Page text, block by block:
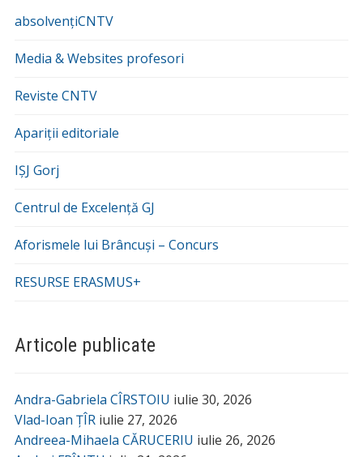
absolvențiCNTV
Media & Websites profesori
Reviste CNTV
Apariții editoriale
IȘJ Gorj
Centrul de Excelență GJ
Aforismele lui Brâncuși – Concurs
RESURSE ERASMUS+
Articole publicate
Andra-Gabriela CÎRSTOIU iulie 30, 2026
Vlad-Ioan ȚÎR iulie 27, 2026
Andreea-Mihaela CĂRUCERIU iulie 26, 2026